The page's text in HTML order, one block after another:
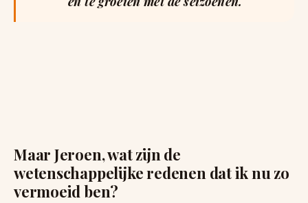
Maar Jeroen, wat zijn de
wetenschappelijke redenen dat ik nu zo
vermoeid ben?